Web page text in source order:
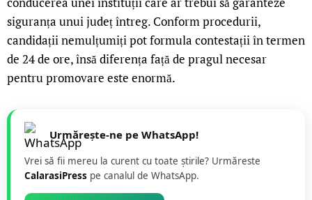
siguranța unui județ întreg. Conform procedurii,
candidații nemulțumiți pot formula contestații în termen
de 24 de ore, însă diferența față de pragul necesar
pentru promovare este enormă.
Urmărește-ne pe WhatsApp!
Vrei să fii mereu la curent cu toate știrile? Urmăreste
CalarasiPress pe canalul de WhatsApp.